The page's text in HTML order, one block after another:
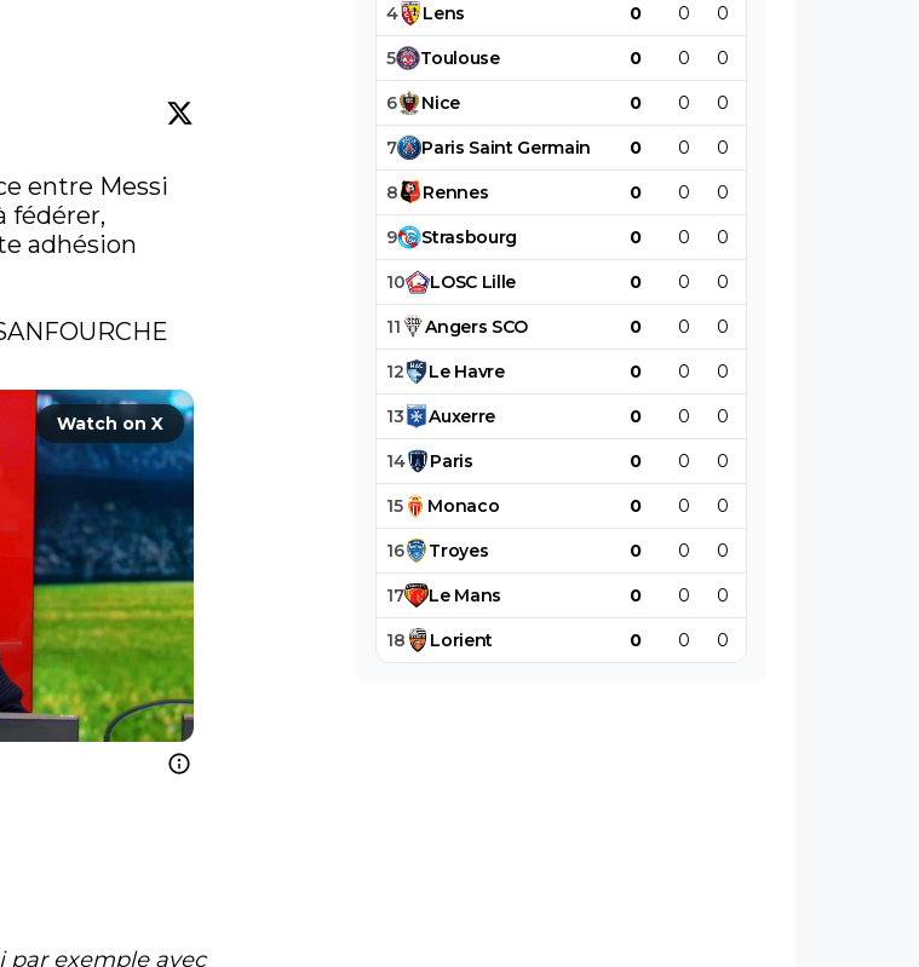
entre Messi
fédérer,
adhésion
Watch on X
par exemple avec
4 Lens 0 0 0
5 Toulouse 0 0 0
6 Nice 0 0 0
7 Paris Saint Germain 0 0 0
8 Rennes 0 0 0
9 Strasbourg 0 0 0
10 LOSC Lille 0 0 0
11 Angers SCO 0 0 0
12 Le Havre 0 0 0
13 Auxerre 0 0 0
14 Paris 0 0 0
15 Monaco 0 0 0
16 Troyes 0 0 0
17 Le Mans 0 0 0
18 Lorient 0 0 0